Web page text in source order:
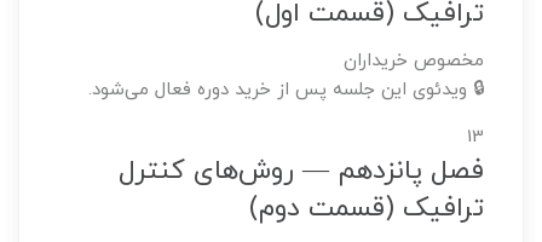
ترافیک (قسمت اول)
مخصوص خریداران
🔒 ویدئوی این جلسه پس از خرید دوره فعال می‌شود.
13
فصل پانزدهم — روش‌های کنترل
ترافیک (قسمت دوم)